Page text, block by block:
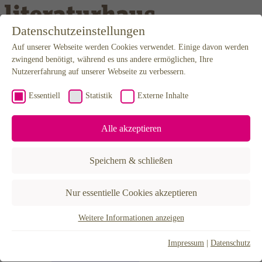
Weiter zum Inhalt
Programm
Kalender
Karten
Newsletter
Anfahrt
Mediathek
Projekte
Hannah Arendt Stipendium
Literatur in Niedersachsen
30X – Eine Stadt erzählen
Datenschutzeinstellungen
Auf unserer Webseite werden Cookies verwendet. Einige davon werden
zwingend benötigt, während es uns andere ermöglichen, Ihre
Nutzererfahrung auf unserer Webseite zu verbessern.
Essentiell Statistik Externe Inhalte
Alle akzeptieren
Speichern & schließen
Nur essentielle Cookies akzeptieren
Essentielle Cookies werden für grundlegende Funktionen der
Weitere Informationen anzeigen
Impressum Datenschutz